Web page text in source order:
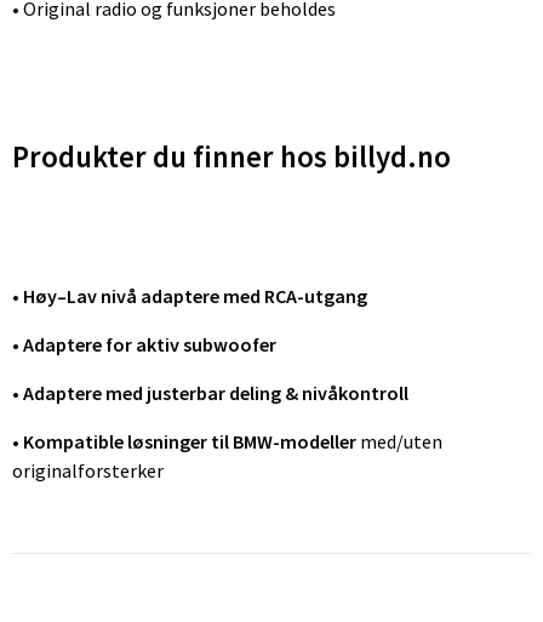
• Original radio og funksjoner beholdes
Produkter du finner hos billyd.no
• Høy–Lav nivå adaptere med RCA-utgang
• Adaptere for aktiv subwoofer
• Adaptere med justerbar deling & nivåkontroll
• Kompatible løsninger til BMW-modeller med/uten
originalforsterker